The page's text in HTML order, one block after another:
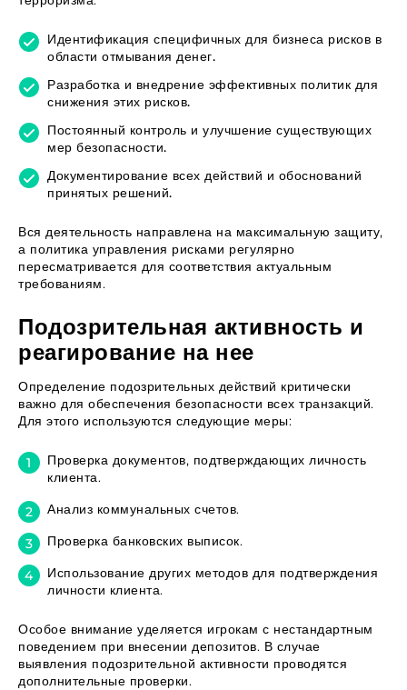
Идентификация специфичных для бизнеса рисков в
области отмывания денег.
Разработка и внедрение эффективных политик для
снижения этих рисков.
Постоянный контроль и улучшение существующих
мер безопасности.
Документирование всех действий и обоснований
принятых решений.
Вся деятельность направлена на максимальную защиту,
а политика управления рисками регулярно
пересматривается для соответствия актуальным
требованиям.
Подозрительная активность и
реагирование на нее
Определение подозрительных действий критически
важно для обеспечения безопасности всех транзакций.
Для этого используются следующие меры:
Проверка документов, подтверждающих личность
клиента.
Анализ коммунальных счетов.
Проверка банковских выписок.
Использование других методов для подтверждения
личности клиента.
Особое внимание уделяется игрокам с нестандартным
поведением при внесении депозитов. В случае
выявления подозрительной активности проводятся
дополнительные проверки.